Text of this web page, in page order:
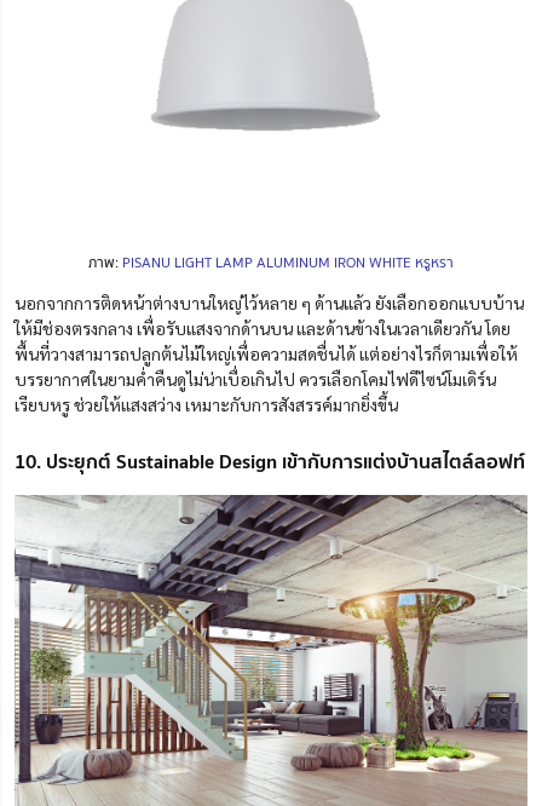
ภาพ: PISANU LIGHT LAMP ALUMINUM IRON WHITE หรูหรา
นอกจากการติดหน้าต่างบานใหญ่ไว้หลาย ๆ ด้านแล้ว ยังเลือกออกแบบบ้าน
ให้มีช่องตรงกลาง เพื่อรับแสงจากด้านบน และด้านข้างในเวลาเดียวกัน โดย
พื้นที่วางสามารถปลูกต้นไม้ใหญ่เพื่อความสดชื่นได้ แต่อย่างไรก็ตามเพื่อให้
บรรยากาศในยามค่ำคืนดูไม่น่าเบื่อเกินไป ควรเลือกโคมไฟดีไซน์โมเดิร์น
เรียบหรู ช่วยให้แสงสว่าง เหมาะกับการสังสรรค์มากยิ่งขึ้น
10. ประยุกต์ Sustainable Design เข้ากับการแต่งบ้านสไตล์ลอฟท์